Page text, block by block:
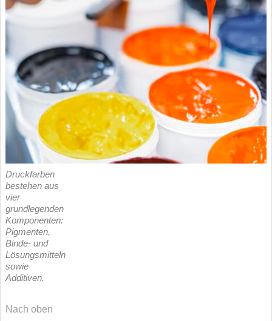
Druckfarben
bestehen aus
vier
grundlegenden
Komponenten:
Pigmenten,
Binde- und
Lösungsmitteln
sowie
Additiven.
Nach oben